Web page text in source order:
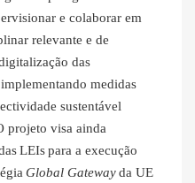
e colaborar em
relevante e de
das
medidas
sustentável
projeto visa ainda
LEIs para a execução
Global Gatewayda UE